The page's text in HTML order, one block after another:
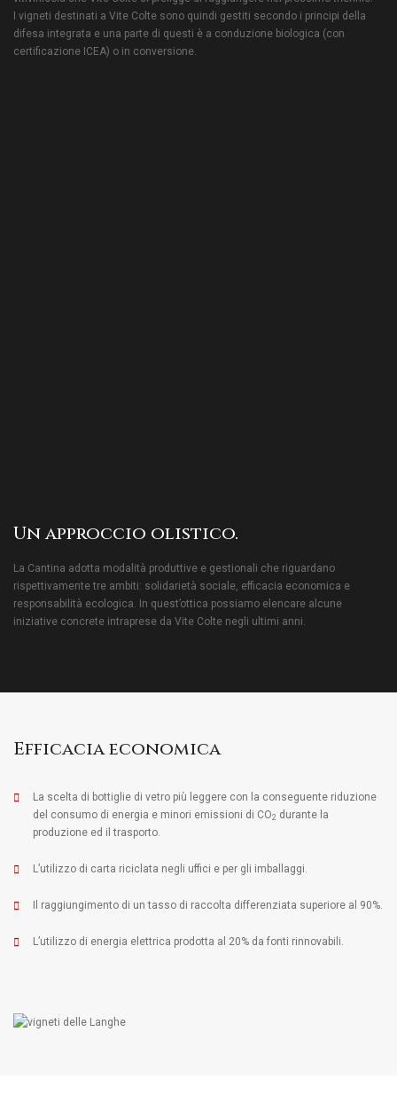
I vigneti destinati a Vite Colte sono quindi gestiti secondo i principi della
difesa integrata e una parte di questi è a conduzione biologica (con
certificazione ICEA) o in conversione.
Un approccio olistico.
La Cantina adotta modalità produttive e gestionali che riguardano
rispettivamente tre ambiti: solidarietà sociale, efficacia economica e
responsabilità ecologica. In quest’ottica possiamo elencare alcune
iniziative concrete intraprese da Vite Colte negli ultimi anni.
Efficacia economica
La scelta di bottiglie di vetro più leggere con la conseguente riduzione
del consumo di energia e minori emissioni di CO2 durante la
produzione ed il trasporto.
L’utilizzo di carta riciclata negli uffici e per gli imballaggi.
Il raggiungimento di un tasso di raccolta differenziata superiore al 90%.
L’utilizzo di energia elettrica prodotta al 20% da fonti rinnovabili.